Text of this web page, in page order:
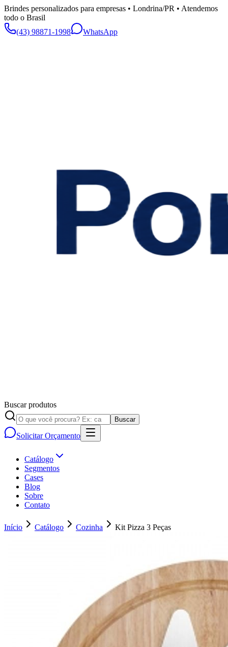
Brindes personalizados para empresas • Londrina/PR • Atendemos
todo o Brasil
(43) 98871-1998
WhatsApp
Buscar produtos
Buscar
Solicitar Orçamento
Catálogo
Segmentos
Cases
Blog
Sobre
Contato
Início Catálogo Cozinha Kit Pizza 3 Peças